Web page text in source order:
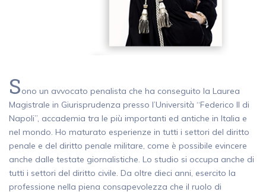
Sono un avvocato penalista che ha conseguito la Laurea
Magistrale in Giurisprudenza presso l’Università “Federico II di
Napoli”, accademia tra le più importanti ed antiche in Italia e
nel mondo. Ho maturato esperienze in tutti i settori del diritto
penale e del diritto penale militare, come è possibile evincere
anche dalle testate giornalistiche. Lo studio si occupa anche di
tutti i settori del diritto civile. Da oltre dieci anni, esercito la
professione nella piena consapevolezza che il ruolo di